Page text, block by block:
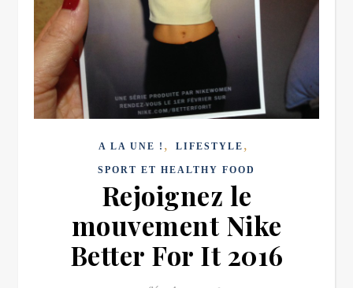
A LA UNE ! , LIFESTYLE ,
SPORT ET HEALTHY FOOD
Rejoignez le
mouvement Nike
Better For It 2016